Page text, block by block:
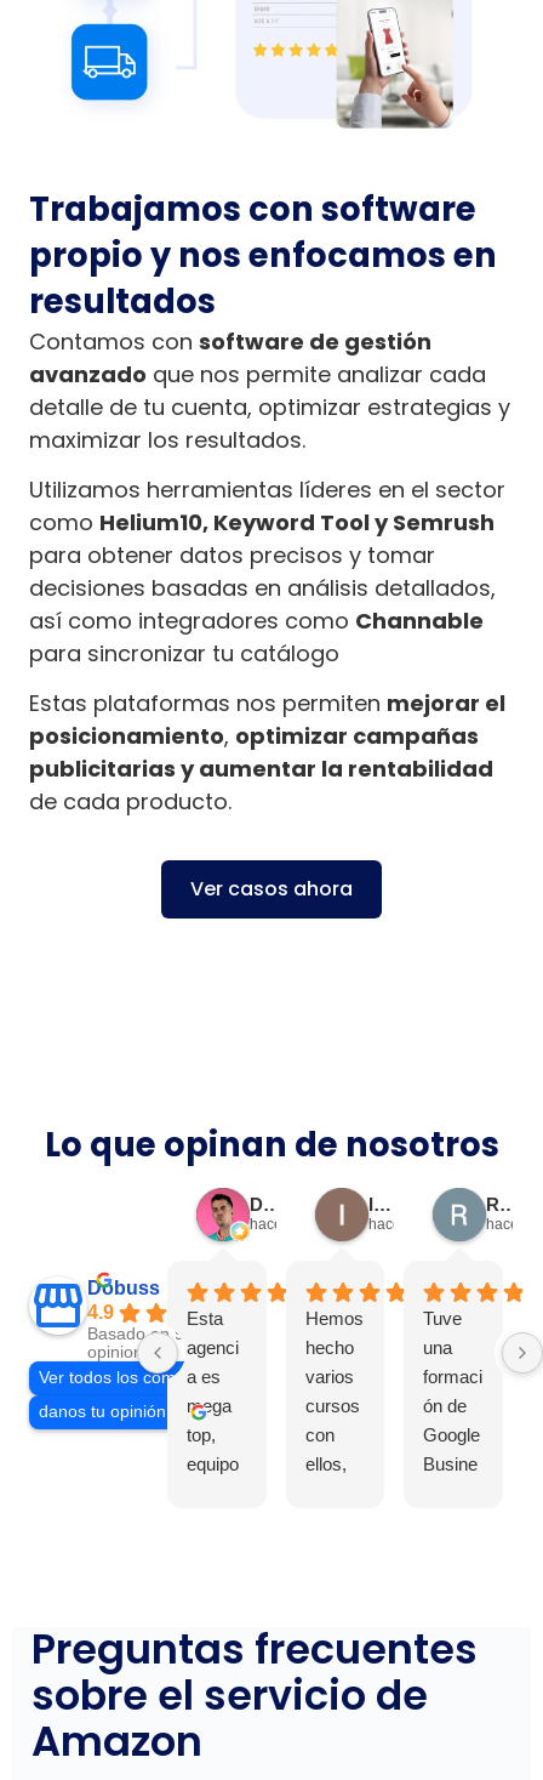
Trabajamos con software
propio y nos enfocamos en
resultados
Contamos con software de gestión
avanzado que nos permite analizar cada
detalle de tu cuenta, optimizar estrategias y
maximizar los resultados.
Utilizamos herramientas líderes en el sector
como Helium10, Keyword Tool y Semrush
para obtener datos precisos y tomar
decisiones basadas en análisis detallados,
así como integradores como Channable
para sincronizar tu catálogo
Estas plataformas nos permiten mejorar el
posicionamiento, optimizar campañas
publicitarias y aumentar la rentabilidad
de cada producto.
Ver casos ahora
Lo que opinan de nosotros
Dobuss
4.9
Basado en 939
opiniones
Ver todos los comentarios
danos tu opinión en
Dani Ceballos Cano
hace 1 mes
Esta
agenci
a es
mega
top,
equipo
o nivel.
Isabel Vega
hace 3 meses
Hemos
hecho
varios
cursos
con
ellos,
es y
nos
han
Raquel Hernández
hace 3
Tuve
una
formaci
ón de
Google
Busine
amena
y
entrete
Preguntas frecuentes
sobre el servicio de
Amazon